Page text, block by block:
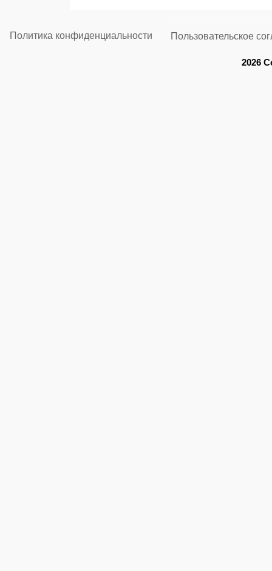
Политика конфиденциальности Пользовательское
2026